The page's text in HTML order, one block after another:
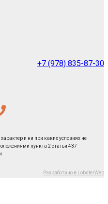
+7 (978) 835-87-30
и ни при каких условиях не
пункта 2 статьи 437
Разработано в LobsterWeb